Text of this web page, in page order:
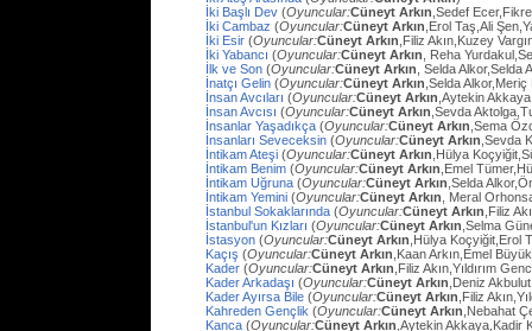
İki Başlı Dev (Oyuncular:Cüneyt Arkın ,Sedef
İki Cambaz (Oyuncular:Cüneyt Arkın ,Erol Taş,Ali
İki Esir (Oyuncular:Cüneyt Arkın ,Filiz Akın,Kuzey
İki Yabancı (Oyuncular:Cüneyt Arkın , Reha
İlk ve Son (Oyuncular:Cüneyt Arkın , Selda Alkor,Selda
İnatçı Gelin (Oyuncular:Cüneyt Arkın ,Selda
İnsan Avcıları (Oyuncular:Cüneyt Arkın ,Aytekin
İnsan Avcısı (Oyuncular:Cüneyt Arkın ,Sevda
İnsanlar Yaşadıkça (Oyuncular:Cüneyt Arkın ,Sema
İnsanları Seveceksin (Oyuncular:Cüneyt Arkın ,Sevda
İntikam Ateşi (Oyuncular:Cüneyt Arkın ,Hülya
İntikam Benim (Oyuncular:Cüneyt Arkın ,Emel
İntikam Uğruna (Oyuncular:Cüneyt Arkın ,Selda
İntikam Yemini (Oyuncular:Cüneyt Arkın , Meral
İstanbul Sokaklarında (Oyuncular:Cüneyt Arkın ,Filiz
İstanbul'un Kızları (Oyuncular:Cüneyt Arkın ,Selma
İstasyon (Oyuncular:Cüneyt Arkın ,Hülya Koçyiğit,Erol
Kaçış (Oyuncular:Cüneyt Arkın ,Kaan Arkın,Emel
Kader (Oyuncular:Cüneyt Arkın ,Filiz Akın,Yıldırım
Kader Arkadaşı (Oyuncular:Cüneyt Arkın ,Deniz
Kader Ayırsa Bile (Oyuncular:Cüneyt Arkın ,Filiz
Kahreden Gençlik (Oyuncular:Cüneyt Arkın ,Nebahat
Kanca (Oyuncular:Cüneyt Arkın ,Aytekin Akkaya,Kadir